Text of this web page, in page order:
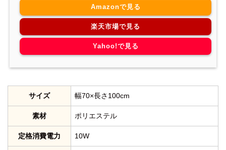
Amazonで見る
楽天市場で見る
Yahoo!で見る
サイズ 幅70×長さ100cm
素材 ポリエステル
定格消費電力 10W